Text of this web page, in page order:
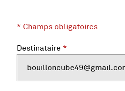
* Champs obligatoires
Pour des raisons de
Vous pouvez également
Destinataire *